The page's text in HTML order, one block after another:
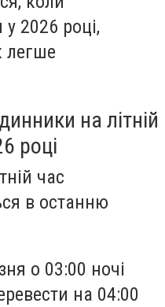
2026 році,
легше
на літній
році
час
в останню
о 03:00 ночі
на 04:00